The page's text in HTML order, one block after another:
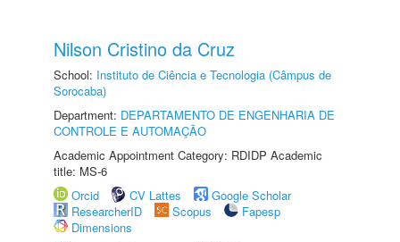
Nilson Cristino da Cruz
School: Instituto de Ciência e Tecnologia (Câmpus de
Sorocaba)
Department: DEPARTAMENTO DE ENGENHARIA DE
CONTROLE E AUTOMAÇÃO
Academic Appointment Category: RDIDP Academic
title: MS-6
Orcid
CV Lattes
Google Scholar
ResearcherID
Scopus
Fapesp
Dimensions